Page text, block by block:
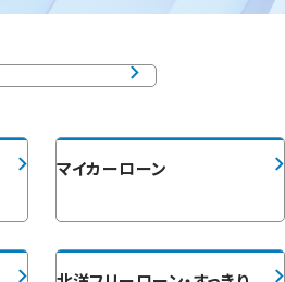
マイカーローン